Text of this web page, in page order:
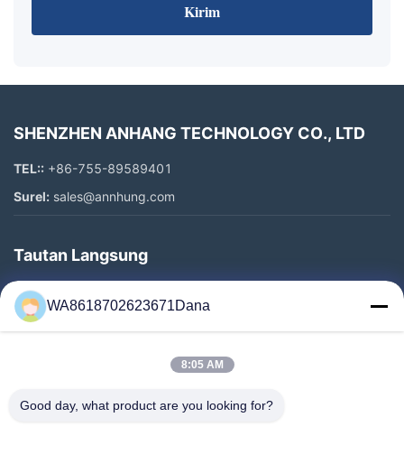
Kirim
SHENZHEN ANHANG TECHNOLOGY CO., LTD
TEL:: +86-755-89589401
Surel: sales@annhung.com
Tautan Langsung
Rumah
Produk
Tur Pabrik
WA8618702623671Dana
8:05 AM
Good day, what product are you looking for?